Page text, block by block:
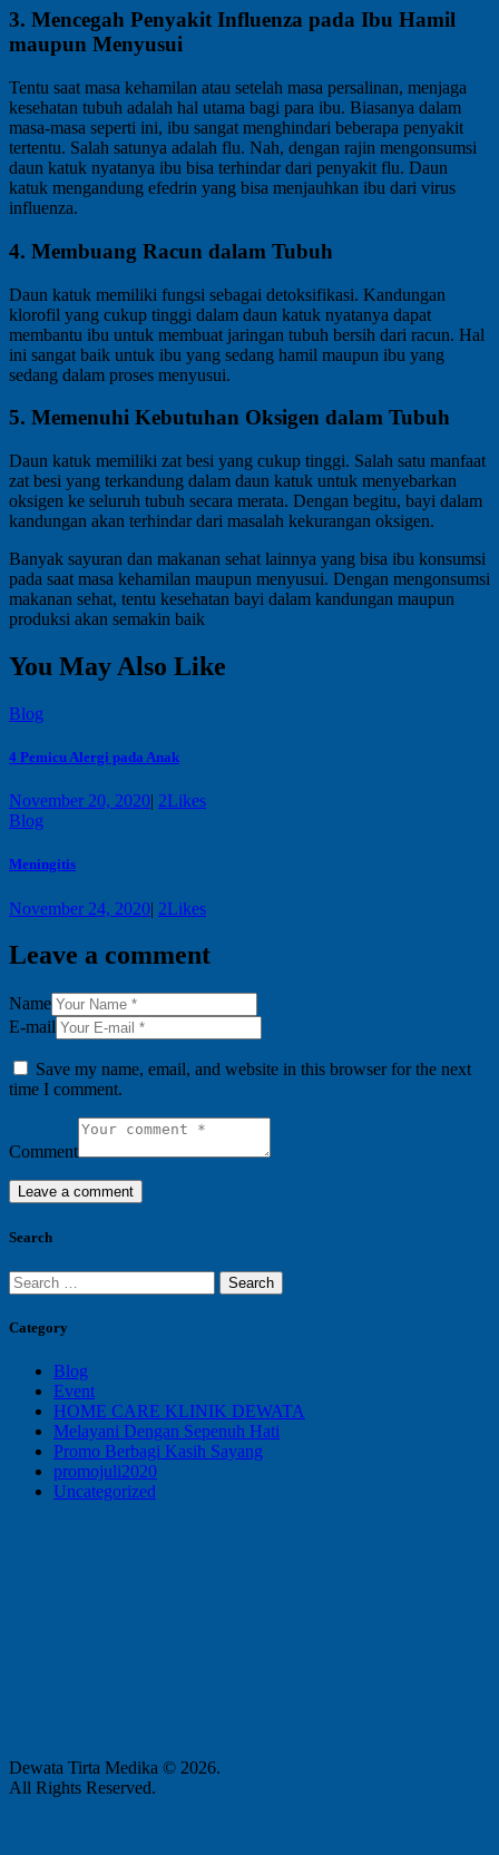
3. Mencegah Penyakit Influenza pada Ibu Hamil
maupun Menyusui
Tentu saat masa kehamilan atau setelah masa persalinan, menjaga
kesehatan tubuh adalah hal utama bagi para ibu. Biasanya dalam
masa-masa seperti ini, ibu sangat menghindari beberapa penyakit
tertentu. Salah satunya adalah flu. Nah, dengan rajin mengonsumsi
daun katuk nyatanya ibu bisa terhindar dari penyakit flu. Daun
katuk mengandung efedrin yang bisa menjauhkan ibu dari virus
influenza.
4. Membuang Racun dalam Tubuh
Daun katuk memiliki fungsi sebagai detoksifikasi. Kandungan
klorofil yang cukup tinggi dalam daun katuk nyatanya dapat
membantu ibu untuk membuat jaringan tubuh bersih dari racun. Hal
ini sangat baik untuk ibu yang sedang hamil maupun ibu yang
sedang dalam proses menyusui.
5. Memenuhi Kebutuhan Oksigen dalam Tubuh
Daun katuk memiliki zat besi yang cukup tinggi. Salah satu manfaat
zat besi yang terkandung dalam daun katuk untuk menyebarkan
oksigen ke seluruh tubuh secara merata. Dengan begitu, bayi dalam
kandungan akan terhindar dari masalah kekurangan oksigen.
Banyak sayuran dan makanan sehat lainnya yang bisa ibu konsumsi
pada saat masa kehamilan maupun menyusui. Dengan mengonsumsi
makanan sehat, tentu kesehatan bayi dalam kandungan maupun
produksi akan semakin baik
You May Also Like
Blog
4 Pemicu Alergi pada Anak
November 20, 2020| 2Likes
Blog
Meningitis
November 24, 2020| 2Likes
Leave a comment
Name
E-mail
Save my name, email, and website in this browser for the next
time I comment.
Comment
Search
Search
for:
Category
Blog
Event
HOME CARE KLINIK DEWATA
Melayani Dengan Sepenuh Hati
Promo Berbagi Kasih Sayang
promojuli2020
Uncategorized
Dewata Tirta Medika © 2026.
All Rights Reserved.